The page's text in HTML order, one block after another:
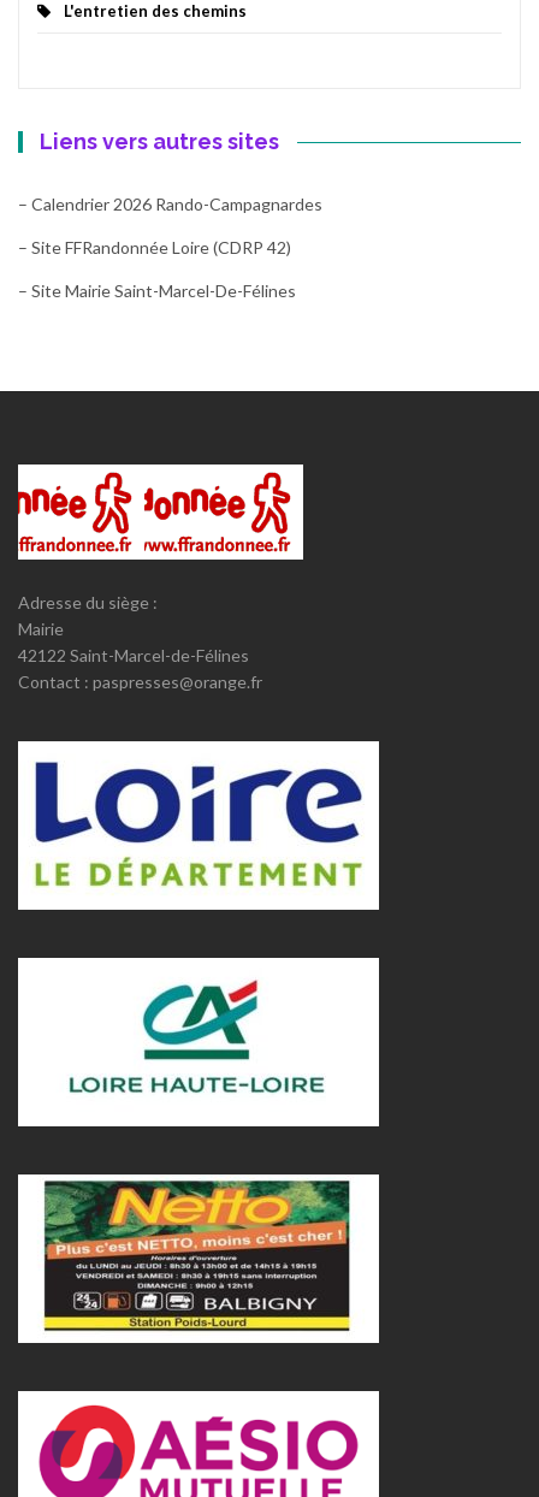
L'entretien des chemins
Liens vers autres sites
– Calendrier 2026 Rando-Campagnardes
– Site FFRandonnée Loire (CDRP 42)
– Site Mairie Saint-Marcel-De-Félines
Adresse du siège :
Mairie
42122 Saint-Marcel-de-Félines
Contact : paspresses@orange.fr